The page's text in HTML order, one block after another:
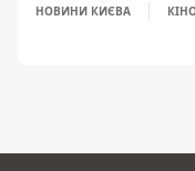
НОВИНИ КИЄВА